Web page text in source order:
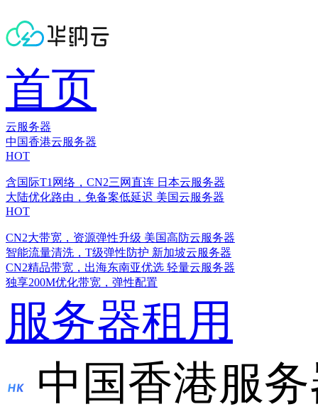
首页
云服务器
中国香港云服务器
HOT
含国际T1网络，CN2三网直连 日本云服务器
大陆优化路由，免备案低延迟 美国云服务器
HOT
CN2大带宽，资源弹性升级 美国高防云服务器
智能流量清洗，T级弹性防护 新加坡云服务器
CN2精品带宽，出海东南亚优选 轻量云服务器
独享200M优化带宽，弹性配置
服务器租用
中国香港服